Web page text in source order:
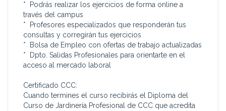
* Podrás realizar los ejercicios de forma online a
través del campus
* Profesores especializados que responderán tus
consultas y corregirán tus ejercicios
* Bolsa de Empleo con ofertas de trabajo actualizadas
* Dpto. Salidas Profesionales para orientarte en el
acceso al mercado laboral
Certificado CCC:
Cuando termines el curso recibirás el Diploma del
Curso de Jardinería Profesional de CCC que acredita